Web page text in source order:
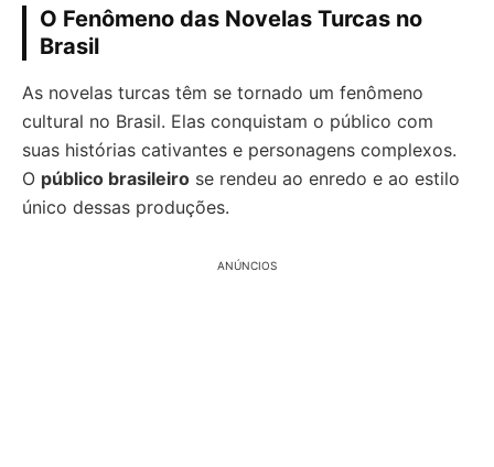
O Fenômeno das Novelas Turcas no
Brasil
As novelas turcas têm se tornado um fenômeno
cultural no Brasil. Elas conquistam o público com
suas histórias cativantes e personagens complexos.
O público brasileiro se rendeu ao enredo e ao estilo
único dessas produções.
ANÚNCIOS